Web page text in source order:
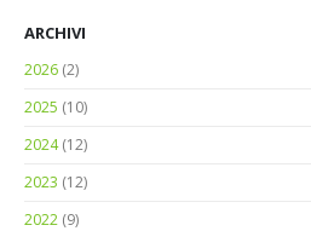
ARCHIVI
2026 (2)
2025 (10)
2024(12)
2023 (12)
2022 (9)